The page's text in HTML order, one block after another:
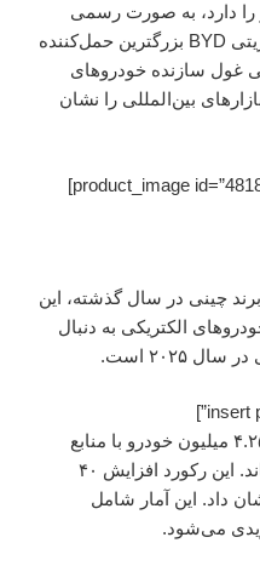
خودرو را دارد، به صورت رسمی
وارد فاز عملیاتی شد. کشتی ترانزیتی BYD بزرگترین حمل‌کننده
غول سازنده خودرو‌های
بین‌المللی را نشان
چینی در سال گذشته، این
الکتریکی به دنبال
۲۰۲۵ است.
BYD سال گذشته رکورد فروش ۴.۲۵ میلیون خودرو با منابع
انرژی جدید یا NEV را به ثبت رساند. این رکورد افزایش ۴۰
به سال ۲۰۲۳ را نشان داد. این آمار شامل
می‌شود.